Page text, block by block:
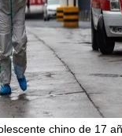
chino de 17